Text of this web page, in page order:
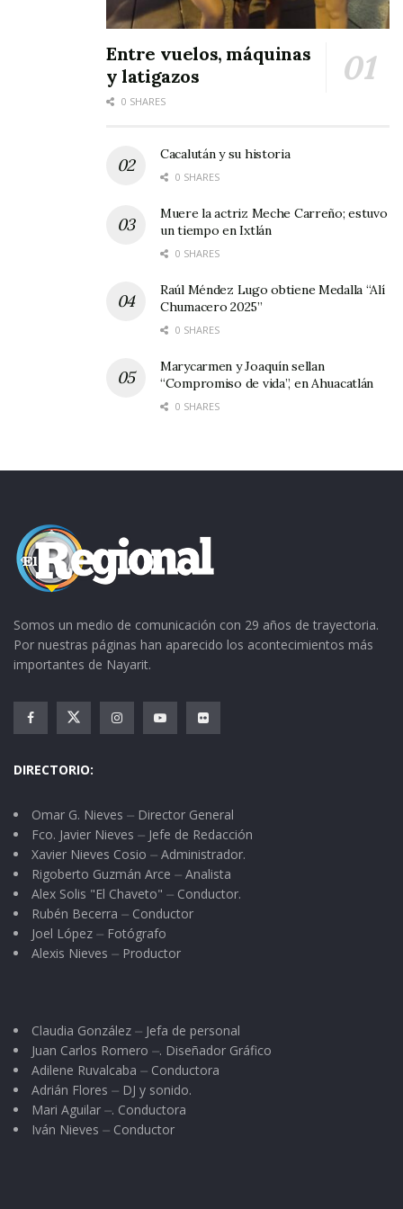
Entre vuelos, máquinas
y latigazos
0 SHARES
Cacalután y su historia
0 SHARES
Muere la actriz Meche Carreño; estuvo
un tiempo en Ixtlán
0 SHARES
Raúl Méndez Lugo obtiene Medalla “Alí
Chumacero 2025”
0 SHARES
Marycarmen y Joaquín sellan
“Compromiso de vida”, en Ahuacatlán
0 SHARES
Somos un medio de comunicación con 29 años de trayectoria.
Por nuestras páginas han aparecido los acontecimientos más
importantes de Nayarit.
DIRECTORIO:
Omar G. Nieves ⏤ Director General
Fco. Javier Nieves ⏤ Jefe de Redacción
Xavier Nieves Cosio ⏤ Administrador.
Rigoberto Guzmán Arce ⏤ Analista
Alex Solis "El Chaveto" ⏤ Conductor.
Rubén Becerra ⏤ Conductor
Joel López ⏤ Fotógrafo
Alexis Nieves ⏤ Productor
Claudia González ⏤ Jefa de personal
Juan Carlos Romero ⏤. Diseñador Gráfico
Adilene Ruvalcaba ⏤ Conductora
Adrián Flores ⏤ DJ y sonido.
Mari Aguilar ⏤. Conductora
Iván Nieves ⏤ Conductor